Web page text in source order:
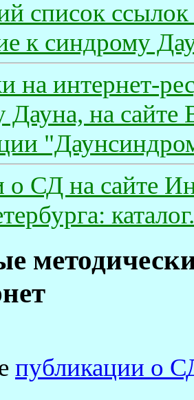
список
к синдрому
на интернет-
Дауна, на сайте
СД на сайте
каталог.
публикации о